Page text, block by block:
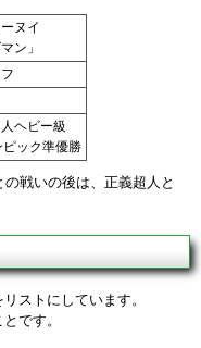
ヌイ
ン」
ヘビー級
ック準優勝
戦いの後は、正義超人と
ストにしています。
です。